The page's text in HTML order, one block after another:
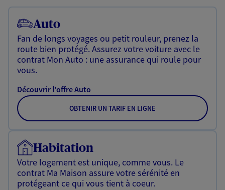
Auto
Fan de longs voyages ou petit rouleur, prenez la
route bien protégé. Assurez votre voiture avec le
contrat Mon Auto : une assurance qui roule pour
vous.
Découvrir l'offre Auto
OBTENIR UN TARIF EN LIGNE
Habitation
Votre logement est unique, comme vous. Le
contrat Ma Maison assure votre sérénité en
protégeant ce qui vous tient à coeur.